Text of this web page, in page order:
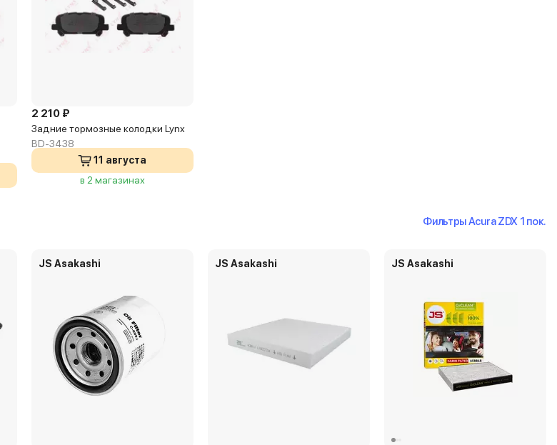
2 210 ₽
Задние тормозные колодки Lynx
BD-3438
11 августа
в 2 магазинах
Фильтры Acura ZDX 1 пок.
JS Asakashi JS Asakashi JS Asakashi